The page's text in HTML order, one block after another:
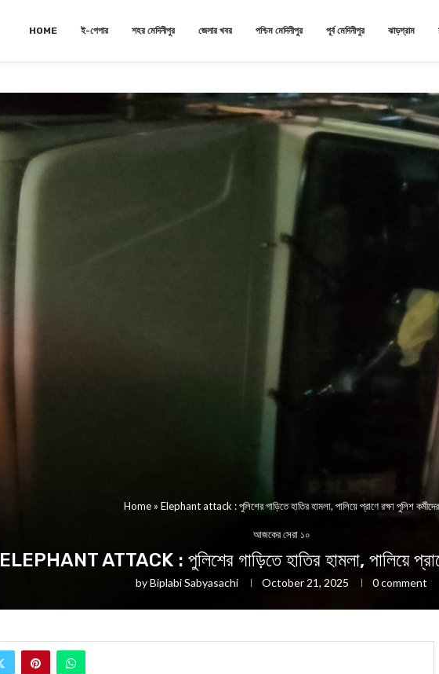
HOME ই-পেপার শহর মেদিনীপুর জেলার খবর পশ্চিম মেদিনীপুর পূর্ব মেদিনীপুর ঝাড়গ্রাম
Home » Elephant attack : পুলিশের গাড়িতে হাতির হামলা, পালিয়ে প্রাণে রক্ষা পুলিশ কর্মীদের
আজকের সেরা ১০
ELEPHANT ATTACK : পুলিশের গাড়িতে হাতির হামলা, পালিয়ে
byBiplabi Sabyasachi October 21, 2025 0 comment